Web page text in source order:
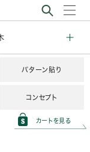
パターン貼り
コンセプト
カートを見る